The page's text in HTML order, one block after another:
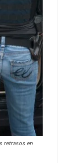
retrasos en